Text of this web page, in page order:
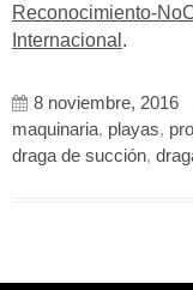
Reconocimiento-
Internacional .
8 noviembre, 2016
maquinaria, playas,
draga de succión,